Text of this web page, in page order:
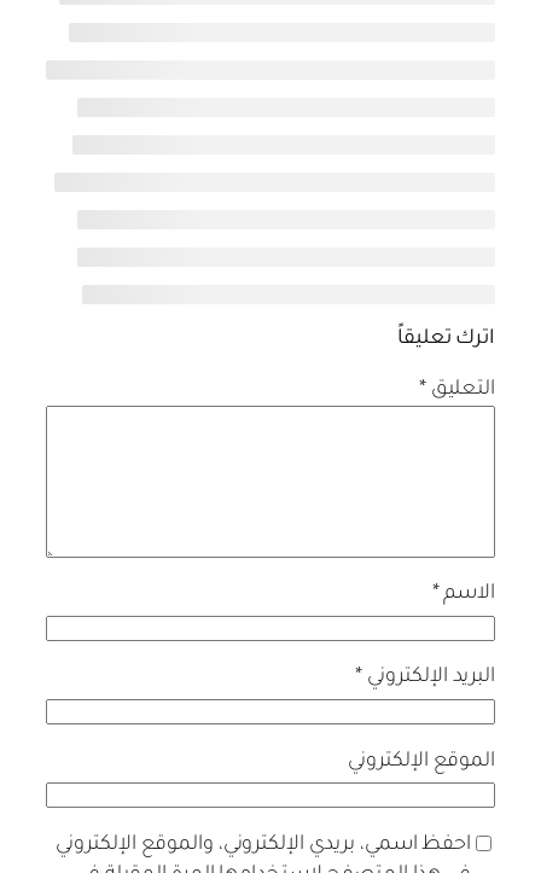
اترك تعليقاً
التعليق*
الاسم *
البريد الإلكتروني *
الموقع الإلكتروني
احفظ اسمي، بريدي الإلكتروني، والموقع الإلكتروني